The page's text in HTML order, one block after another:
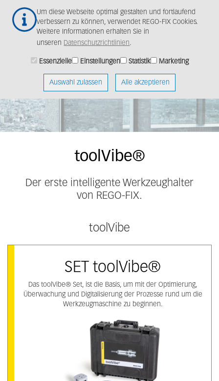
Um diese Webseite optimal gestalten und fortlaufend
verbessern zu können, verwendet REGO-FIX Cookies.
Weitere Informationen erhalten Sie in
unseren Datenschutzrichtlinien.
Essenzielle Einstellungen Statistik Marketing
Auswahl zulassen Alle akzeptieren
Hauptinhalt
springen
toolVibe®
Der erste intelligente Werkzeughalter
von REGO-FIX.
toolVibe
SET toolVibe®
Das toolVibe® Set, ist die Basis, um mit der Optimierung,
Überwachung und Digitalisierung der Prozesse rund um die
Werkzeugmaschine zu beginnen.